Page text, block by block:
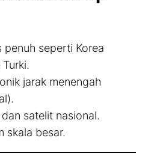
penuh seperti Korea
jarak menengah
satelit nasional.
skala besar.